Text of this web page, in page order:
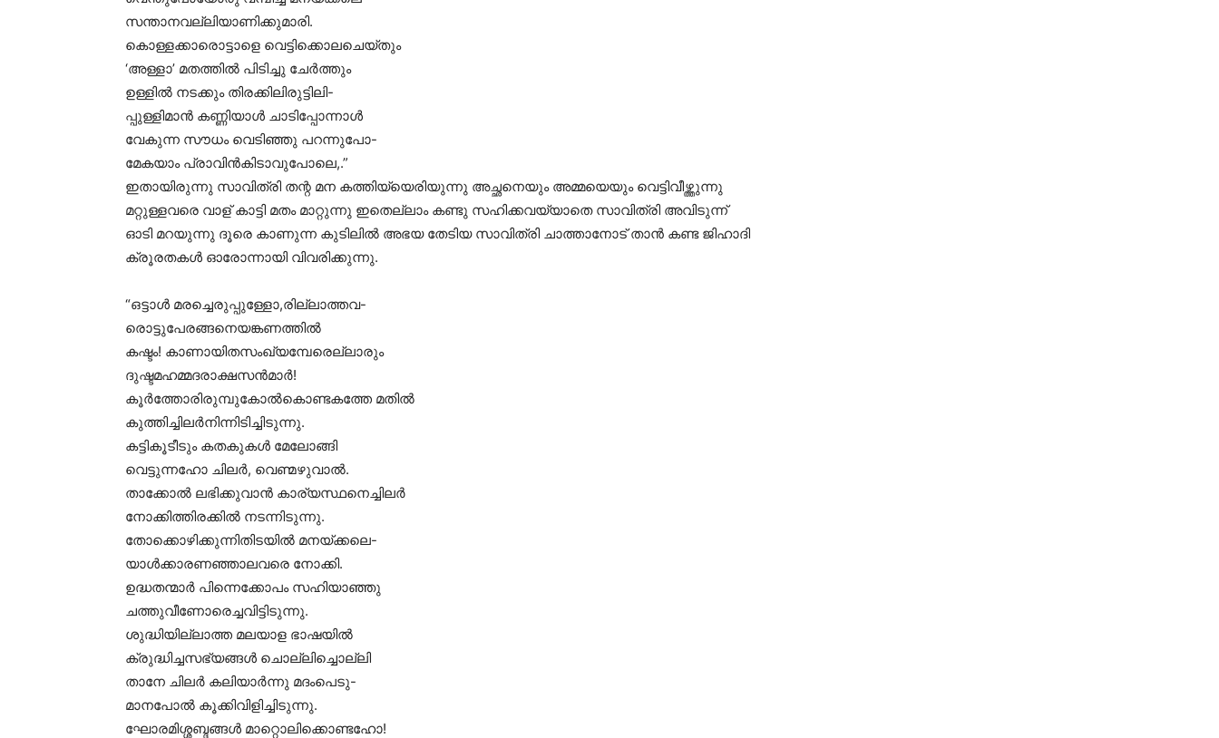
സന്താനവല്ലിയാണിക്കുമാരി.
കൊള്ളക്കാരൊട്ടാളെ വെട്ടിക്കൊലചെയ്തും
‘അള്ളാ’ മതത്തിൽ പിടിച്ചു ചേർത്തും
ഉള്ളിൽ നടക്കും തിരക്കിലിരുട്ടിലി-
പ്പുള്ളിമാൻ കണ്ണിയാൾ ചാടിപ്പോന്നാൾ
വേകുന്ന സൗധം വെടിഞ്ഞു പറന്നുപോ-
മേകയാം പ്രാവിൻകിടാവുപോലെ,.”
ഇതായിരുന്നു സാവിത്രി തന്റ മന കത്തിയ്യെരിയുന്നു അച്ഛനെയും അമ്മയെയും വെട്ടിവീഴ്ത്തുന്നു
മറ്റുള്ളവരെ വാള് കാട്ടി മതം മാറ്റുന്നു ഇതെല്ലാം കണ്ടു സഹിക്കവയ്യാതെ സാവിത്രി അവിടുന്ന്
ഓടി മറയുന്നു ദൂരെ കാണുന്ന കുടിലിൽ അഭയ തേടിയ സാവിത്രി ചാത്താനോട് താൻ കണ്ട ജിഹാദി
ക്രൂരതകൾ ഓരോന്നായി വിവരിക്കുന്നു.
“ഒട്ടാൾ മരച്ചെരുപ്പുള്ളോ,രില്ലാത്തവ-
രൊട്ടുപേരങ്ങനെയങ്കണത്തിൽ
കഷ്ടം! കാണായിതസംഖ്യമ്പേരെല്ലാരും
ദുഷ്ടമഹമ്മദരാക്ഷസൻമാർ!
കൂർത്തോരിരുമ്പുകോൽകൊണ്ടകത്തേ മതിൽ
കുത്തിച്ചിലർനിന്നിടിച്ചിടുന്നു.
കട്ടികൂടീടും കതകുകൾ മേലോങ്ങി
വെട്ടുന്നഹോ ചിലർ, വെണ്മഴുവാൽ.
താക്കോൽ ലഭിക്കുവാൻ കാര്യസ്ഥനെച്ചിലർ
നോക്കിത്തിരക്കിൽ നടന്നിടുന്നു.
തോക്കൊഴിക്കുന്നിതിടയിൽ മനയ്ക്കലെ-
യാൾക്കാരണഞ്ഞാലവരെ നോക്കി.
ഉദ്ധതന്മാർ പിന്നെക്കോപം സഹിയാഞ്ഞു
ചത്തുവീണോരെച്ചവിട്ടിടുന്നു.
ശുദ്ധിയില്ലാത്ത മലയാള ഭാഷയിൽ
ക്രുദ്ധിച്ചസഭ്യങ്ങൾ ചൊല്ലിച്ചൊല്ലി
താനേ ചിലർ കലിയാർന്നു മദം‌പെടു-
മാനപോൽ കൂക്കിവിളിച്ചിടുന്നു.
ഘോരമിശ്ശബ്ദങ്ങൾ മാറ്റൊലിക്കൊണ്ടഹോ!